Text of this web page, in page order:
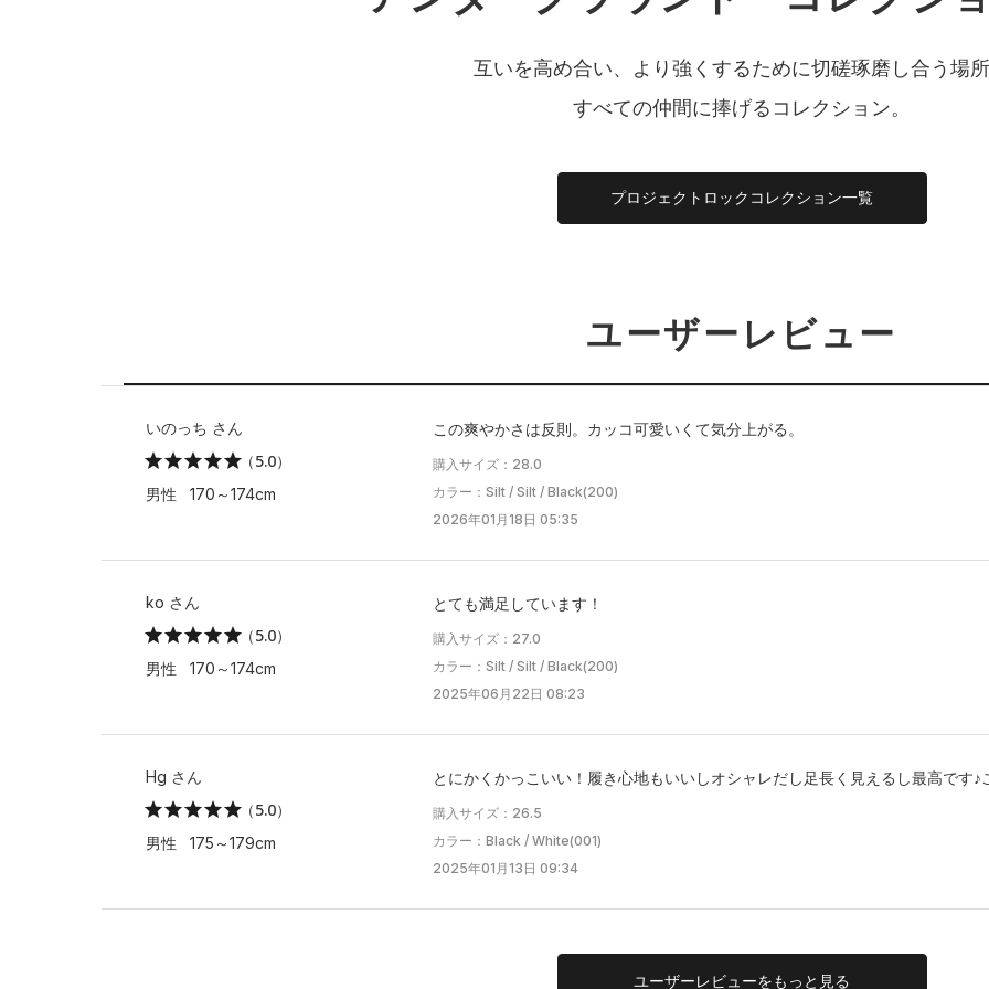
互いを高め合い、より強くするために切磋琢磨し合う場
すべての仲間に捧げるコレクション。
プロジェクトロックコレクション一覧
ユーザーレビュー
いのっち さん
（5.0）
男性 170～174cm
この爽やかさは反則。カッコ可愛いくて気分上がる。
購入サイズ：28.0
カラー：Silt / Silt / Black(200)
2026年01月18日 05:35
ko さん
（5.0）
男性 170～174cm
とても満足しています！
購入サイズ：27.0
カラー：Silt / Silt / Black(200)
2025年06月22日 08:23
Hg さん
（5.0）
男性 175～179cm
とにかくかっこいい！履き心地もいいしオシャレだし足長く見えるし最高です
購入サイズ：26.5
カラー：Black / White(001)
2025年01月13日 09:34
ユーザーレビューをもっと見る